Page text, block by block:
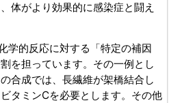
体がより効果的に感染症と闘え
学的反応に対する「特定の補因
を担っています。その一例とし
合成では、長繊維が架橋結合し
タミンCを必要とします。その他